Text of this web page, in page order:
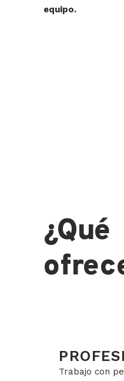
equipo.
¿Qué
Trabajo con